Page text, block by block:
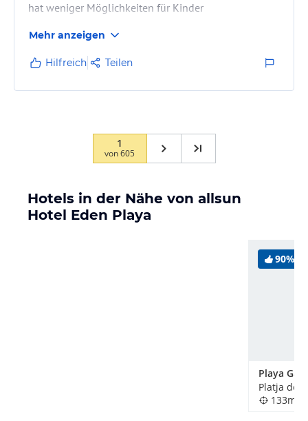
hat weniger Möglichkeiten für Kinder
Mehr anzeigen
Hilfreich Teilen
1
von605
Hotels in der Nähe von allsun
Hotel Eden Playa
90%
133m